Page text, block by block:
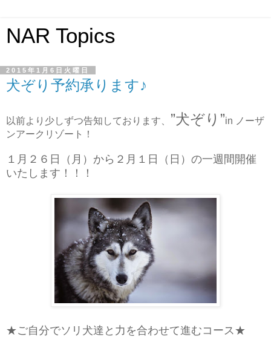
NAR Topics
2015年1月6日火曜日
犬ぞり予約承ります♪
以前より少しずつ告知しております、 ”犬ぞり”in ノーザ
ンアークリゾート！
１月２６日（月）から２月１日（日）の一週間開催
いたします！！！
★ご自分でソリ犬達と力を合わせて進むコース★